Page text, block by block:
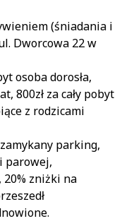
(śniadania i
Dworcowa 22 w
osoba dorosła,
800zł za cały pobyt
z rodzicami
parking,
parowej,
zniżki na